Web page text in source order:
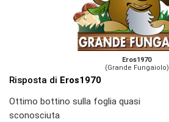
Eros1970
(Grande Fungaiolo)
Risposta di Eros1970
Ottimo bottino sulla foglia quasi
sconosciuta